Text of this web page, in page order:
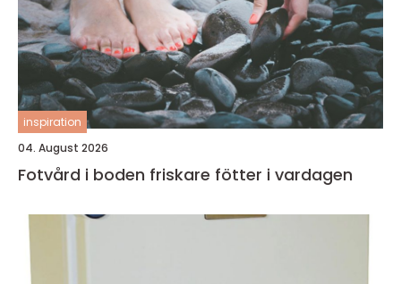
inspiration
04. August 2026
Fotvård i boden friskare fötter i vardagen